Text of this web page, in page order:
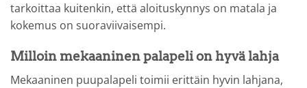
tarkoittaa kuitenkin, että aloituskynnys on matala ja
kokemus on suoraviivaisempi.
Milloin mekaaninen palapeli on hyvä lahja
Mekaaninen puupalapeli toimii erittäin hyvin lahjana,